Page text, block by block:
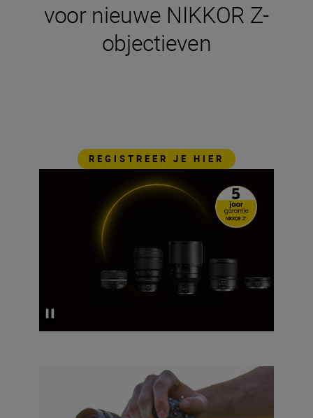
voor nieuwe NIKKOR Z-
objectieven
REGISTREER JE HIER